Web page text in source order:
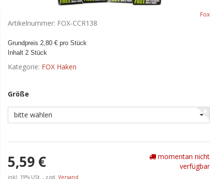
Fox
Artikelnummer: FOX-CCR138
Grundpreis 2,80 € pro Stück
Inhalt 2 Stück
Kategorie: FOX Haken
Größe
bitte wählen
5,59 €
inkl. 19% USt. , zzgl. Versand
momentan nicht
verfügbar